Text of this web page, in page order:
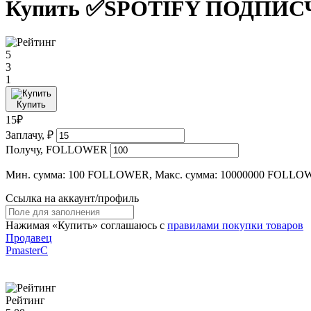
Купить ✅SPOTIFY
5
3
1
Купить
15₽
Заплачу, ₽
Получу, FOLLOWER
Мин. сумма: 100 FOLLOWER, Макс. сумма: 10000000
Ссылка на аккаунт/профиль
Нажимая «Купить» соглашаюсь с правилами покупки товаров
Продавец
PmasterC
Рейтинг